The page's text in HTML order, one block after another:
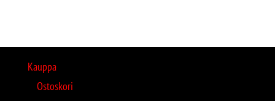
Kauppa
Ostoskori